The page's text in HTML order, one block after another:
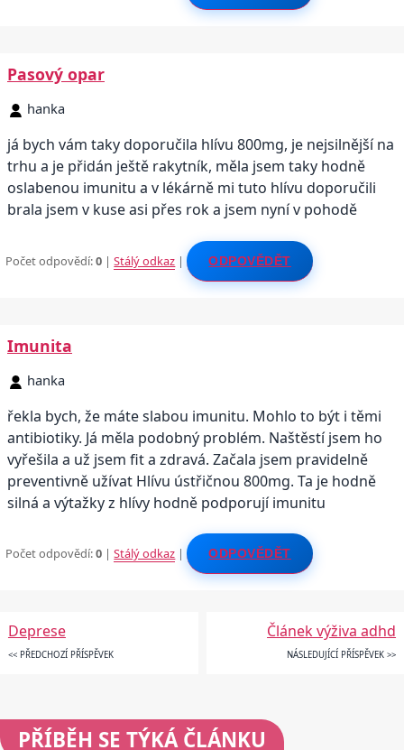
Pasový opar
hanka
já bych vám taky doporučila hlívu 800mg, je nejsilnější na
trhu a je přidán ještě rakytník, měla jsem taky hodně
oslabenou imunitu a v lékárně mi tuto hlívu doporučili
brala jsem v kuse asi přes rok a jsem nyní v pohodě
Počet odpovědí:0 |Stálý odkaz | ODPOVĚDĚT
Imunita
hanka
řekla bych, že máte slabou imunitu. Mohlo to být i těmi
antibiotiky. Já měla podobný problém. Naštěstí jsem ho
vyřešila a už jsem fit a zdravá. Začala jsem pravidelně
preventivně užívat Hlívu ústřičnou 800mg. Ta je hodně
silná a výtažky z hlívy hodně podporují imunitu
Počet odpovědí:0 |Stálý odkaz | ODPOVĚDĚT
Deprese
<< PŘEDCHOZÍ PŘÍSPĚVEK
Článek výživa adhd
NÁSLEDUJÍCÍ PŘÍSPĚVEK >>
PŘÍBĚH SE TÝKÁ ČLÁNKU